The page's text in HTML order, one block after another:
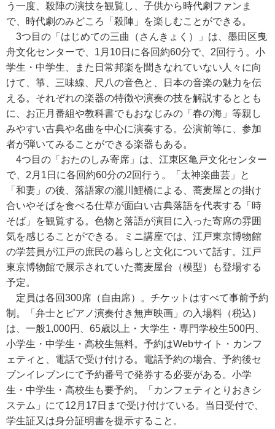
う一度、殺陣の演技を観覧し、子供から時代劇ファンま
で、時代劇のみどころ「殺陣」を楽しむことができる。
3つ目の「はじめての三曲（さんきょく）」は、墨田区曳
舟文化センターで、1月10日に各回約60分で、2回行う。小
学生・中学生、また日常邦楽を聞きなれていない人々に向
けて、箏、三味線、尺八の音色と、日本の音楽の魅力を伝
える。それぞれの楽器の特徴や演奏の技を解説するととも
に、お正月番組や教科書でもおなじみの「春の海」等親し
みやすい古典や名曲を中心に演奏する。公演前等に、参加
者が弾いてみることができる楽器もある。
4つ目の「おたのしみ寄席」は、江東区亀戸文化センター
で、2月1日に各回約60分の2回行う。「太神楽曲芸」と
「和妻」の後、落語家の瀧川鯉橋による、蕎麦屋との掛け
合いやそばを食べる仕草が面白い古典落語を代表する「時
そば」を観覧する。色物と落語が演目に入った寄席の雰囲
気を感じることができる。ミニ講座では、江戸東京博物館
の学芸員が江戸の庶民の暮らしと文化について話す。江戸
東京博物館で展示されていた蕎麦屋台（模型）も登場する
予定。
定員は各回300席（自由席）。チケットはすべて事前予約
制。「弁士とピアノ演奏付き無声映画」の入場料（税込）
は、一般1,000円、65歳以上・大学生・専門学校生500円、
小学生・中学生・高校生無料。予約はWebサイト・カンフ
ェティと、電話で受け付ける。電話予約の場合、予約後セ
ブンイレブンにて予約番号で発券する必要がある。小学
生・中学生・高校生も要予約。「カンフェティとりおきシ
ステム」にて12月17日まで受け付けている。当日受付で、
学生証又は身分証明書を提示すること。